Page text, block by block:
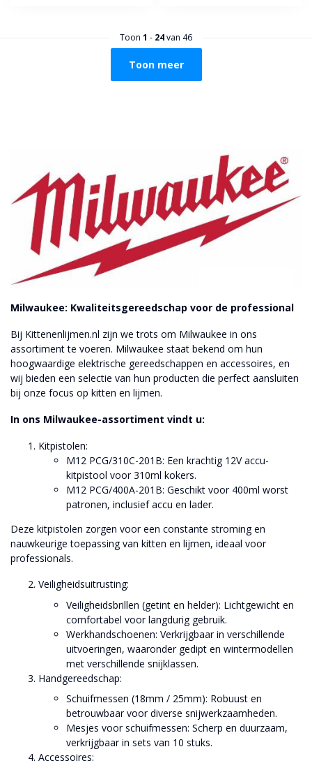
Toon 1 - 24van 46
Toon meer
Milwaukee: Kwaliteitsgereedschap voor de professional
Bij Kittenenlijmen.nl zijn we trots om Milwaukee in ons
assortiment te voeren. Milwaukee staat bekend om hun
hoogwaardige elektrische gereedschappen en accessoires, en
wij bieden een selectie van hun producten die perfect aansluiten
bij onze focus op kitten en lijmen.
In ons Milwaukee-assortiment vindt u:
Kitpistolen:
M12 PCG/310C-201B: Een krachtig 12V accu-
kitpistool voor 310ml kokers.
M12 PCG/400A-201B: Geschikt voor 400ml worst
patronen, inclusief accu en lader.
Deze kitpistolen zorgen voor een constante stroming en
nauwkeurige toepassing van kitten en lijmen, ideaal voor
professionals.
Veiligheidsuitrusting:
Veiligheidsbrillen (getint en helder): Lichtgewicht en
comfortabel voor langdurig gebruik.
Werkhandschoenen: Verkrijgbaar in verschillende
uitvoeringen, waaronder gedipt en wintermodellen
met verschillende snijklassen.
Handgereedschap:
Schuifmessen (18mm / 25mm): Robuust en
betrouwbaar voor diverse snijwerkzaamheden.
Mesjes voor schuifmessen: Scherp en duurzaam,
verkrijgbaar in sets van 10 stuks.
Accessoires: